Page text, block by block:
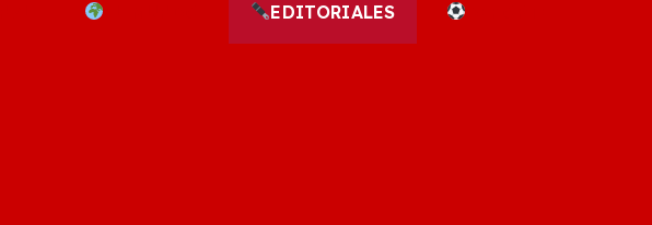
EDITORIALES